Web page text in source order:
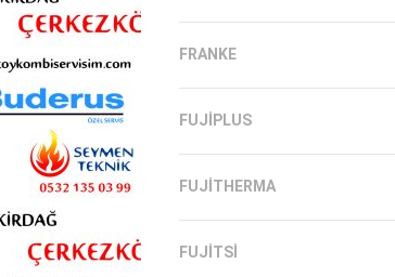
FRANKE
FUJIPLUS
FUJITHERMA
FUJITSI